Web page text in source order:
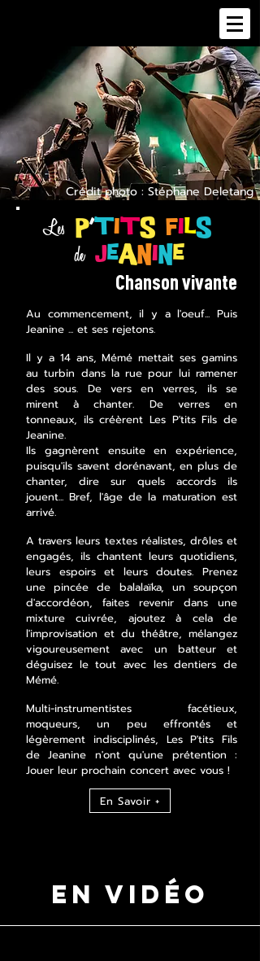
Crédit photo : Stéphane Deletang
Les p'tits fils
de jeanine
Chanson vivante
Au commencement, il y a l'oeuf... Puis
Jeanine ... et ses rejetons.
​Il y a 14 ans, Mémé mettait ses gamins
au turbin dans la rue pour lui ramener
des sous. De vers en verres, ils se
mirent à chanter. De verres en
tonneaux, ils créèrent Les P'tits Fils de
Jeanine.
Ils gagnèrent ensuite en expérience,
puisqu'ils savent dorénavant, en plus de
chanter, dire sur quels accords ils
jouent... Bref, l'âge de la maturation est
arrivé.​
A travers leurs textes réalistes, drôles et
engagés, ils chantent leurs quotidiens,
leurs espoirs et leurs doutes. Prenez
une pincée de balalaïka, un soupçon
d'accordéon, faites revenir dans une
mixture cuivrée, ajoutez à cela de
l'improvisation et du théâtre, mélangez
vigoureusement avec un batteur et
déguisez le tout avec les dentiers de
Mémé.​
Multi-instrumentistes facétieux,
moqueurs, un peu effrontés et
légèrement indisciplinés, Les P'tits Fils
de Jeanine n'ont qu'une prétention :
Jouer leur prochain concert avec vous !
En Savoir +
EN VIdéo